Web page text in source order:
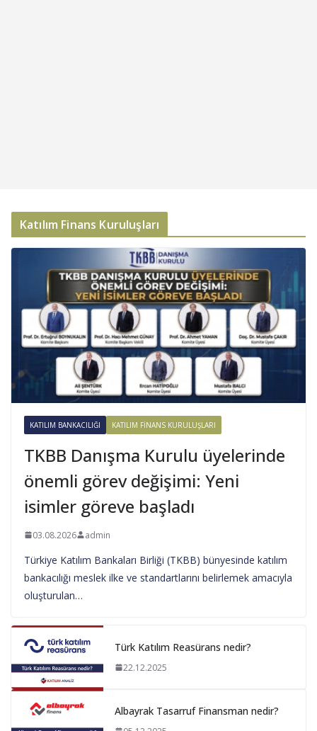
Katılım Finans Kuruluşları
KATILIM BANKACILIĞI KATILIM FINANS KURULUŞLARI
TKBB Danışma Kurulu üyelerinde
önemli görev değişimi: Yeni
isimler göreve başladı
03.08.2026 admin
Türkiye Katılım Bankaları Birliği (TKBB) bünyesinde katılım
bankacılığı meslek ilke ve standartlarını belirlemek amacıyla
oluşturulan…
Türk Katılım Reasürans nedir?
22.12.2025
Albayrak Tasarruf Finansman nedir?